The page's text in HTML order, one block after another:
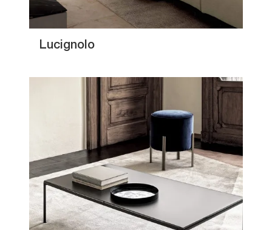
Lucignolo